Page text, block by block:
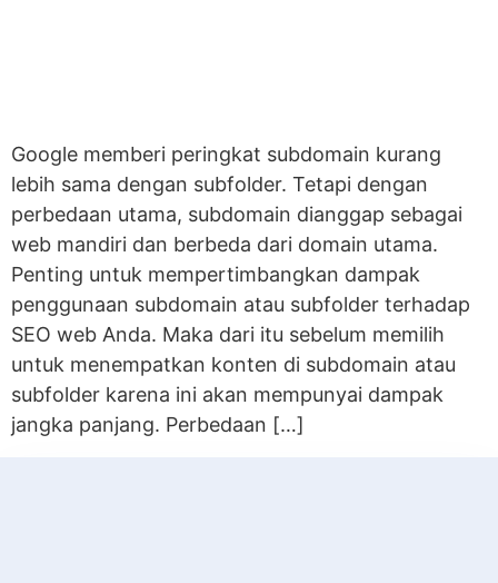
Google memberi peringkat subdomain kurang
lebih sama dengan subfolder. Tetapi dengan
perbedaan utama, subdomain dianggap sebagai
web mandiri dan berbeda dari domain utama.
Penting untuk mempertimbangkan dampak
penggunaan subdomain atau subfolder terhadap
SEO web Anda. Maka dari itu sebelum memilih
untuk menempatkan konten di subdomain atau
subfolder karena ini akan mempunyai dampak
jangka panjang. Perbedaan […]